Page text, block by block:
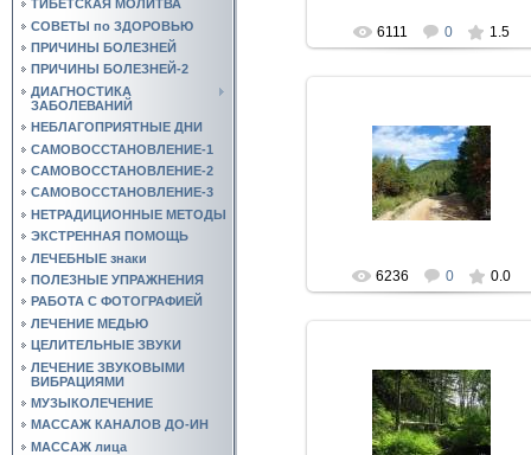
ТИБЕТСКАЯ МОЛИТВА
СОВЕТЫ по ЗДОРОВЬЮ
ПРИЧИНЫ БОЛЕЗНЕЙ
ПРИЧИНЫ БОЛЕЗНЕЙ-2
ДИАГНОСТИКА
ЗАБОЛЕВАНИЙ
НЕБЛАГОПРИЯТНЫЕ ДНИ
САМОВОССТАНОВЛЕНИЕ-1
САМОВОССТАНОВЛЕНИЕ-2
САМОВОССТАНОВЛЕНИЕ-3
НЕТРАДИЦИОННЫЕ МЕТОДЫ
ЭКСТРЕННАЯ ПОМОЩЬ
ЛЕЧЕБНЫЕ знаки
ПОЛЕЗНЫЕ УПРАЖНЕНИЯ
РАБОТА С ФОТОГРАФИЕЙ
ЛЕЧЕНИЕ МЕДЬЮ
ЦЕЛИТЕЛЬНЫЕ ЗВУКИ
ЛЕЧЕНИЕ ЗВУКОВЫМИ
ВИБРАЦИЯМИ
МУЗЫКОЛЕЧЕНИЕ
МАССАЖ КАНАЛОВ ДО-ИН
МАССАЖ лица
6111 0 1.5
16.09.2010
youser942
6236 0 0.0
16.09.2010
youser942